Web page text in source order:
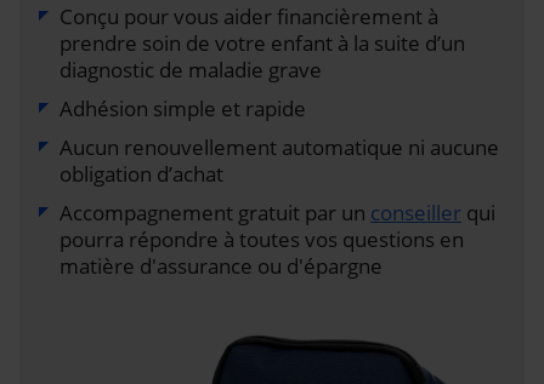
Conçu pour vous aider financièrement à
prendre soin de votre enfant à la suite d’un
diagnostic de maladie grave
Adhésion simple et rapide
Aucun renouvellement automatique ni aucune
obligation d’achat
Accompagnement gratuit par un conseiller qui
pourra répondre à toutes vos questions en
matière d'assurance ou d'épargne